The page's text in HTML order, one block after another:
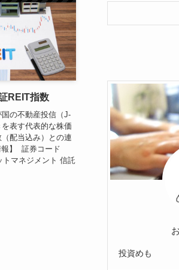
REIT指数
国の不動産投信（J-
表す代表的な株価
配当込み）との連
】 証券コード
トマネジメント 信託
投資めも